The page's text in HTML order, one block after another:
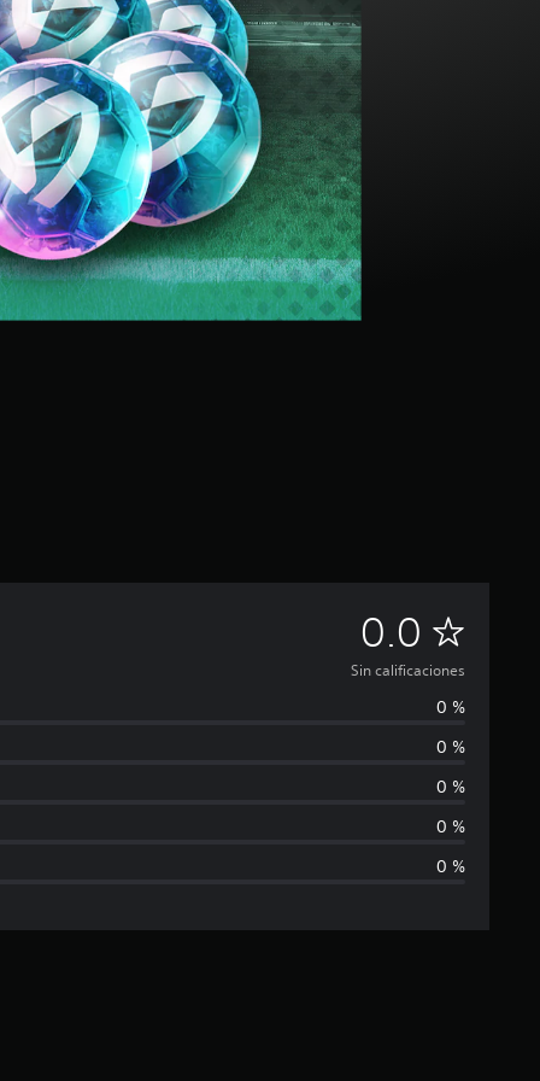
0.0 S
i
n
c
a
i
Sin calificaciones
0 %
0 %
0 %
0 %
0 %